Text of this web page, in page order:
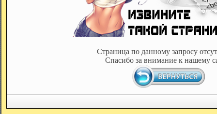
Страница по данному запросу
Спасибо за внимание к нашему